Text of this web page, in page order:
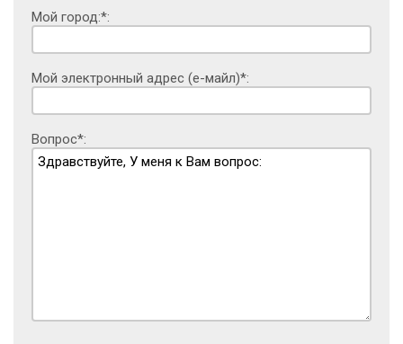
Мой город:*:
Мой электронный адрес (е-майл)*:
Вопрос*: